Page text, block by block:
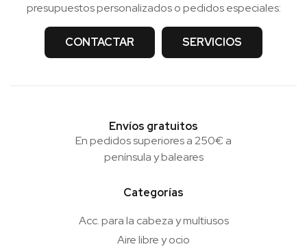
presupuestos personalizados o pedidos especiales:
CONTACTAR SERVICIOS
Envíos gratuitos
En pedidos superiores a 250€ a
península y baleares
Categorías
Acc. para la cabeza y multiusos
Aire libre y ocio